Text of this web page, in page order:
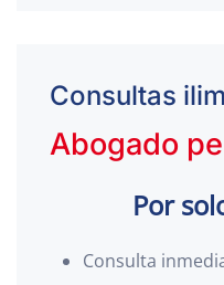
Consultas
Abogado
Por
Consulta